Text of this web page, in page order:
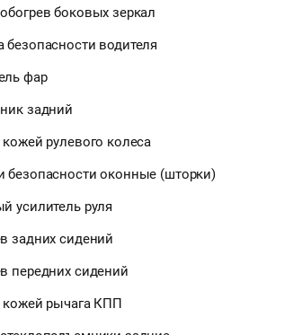
боковых зеркал
безопасности водителя
фар
задний
кожей рулевого колеса
безопасности оконные (шторки)
усилитель руля
задних сидений
передних сидений
кожей рычага КПП